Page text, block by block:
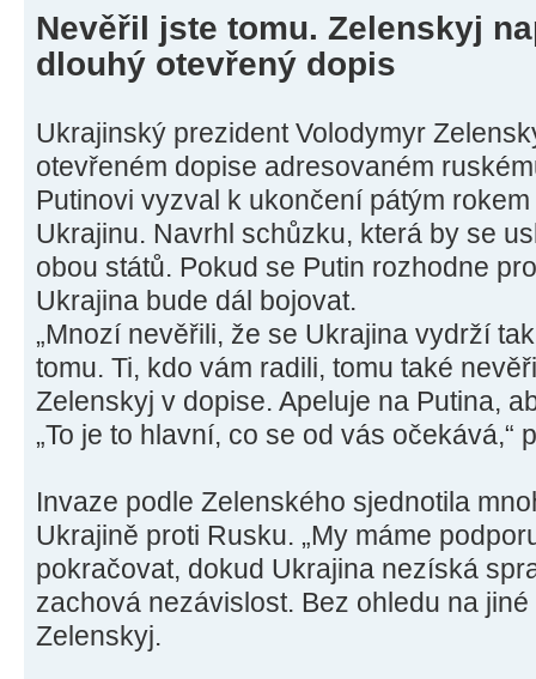
Nevěřil jste tomu. Zelenskyj
dlouhý otevřený dopis
Ukrajinský prezident Volodymyr
otevřeném dopise adresovaném
Putinovi vyzval k ukončení pátým
Ukrajinu. Navrhl schůzku, která by se
obou států. Pokud se Putin rozhodne
Ukrajina bude dál bojovat.
„Mnozí nevěřili, že se Ukrajina vydrží
tomu. Ti, kdo vám radili, tomu také
Zelenskyj v dopise. Apeluje na Putina,
„To je to hlavní, co se od vás očekává,“
Invaze podle Zelenského sjednotila
Ukrajině proti Rusku. „My máme
pokračovat, dokud Ukrajina nezíská
zachová nezávislost. Bez ohledu na
Zelenskyj.